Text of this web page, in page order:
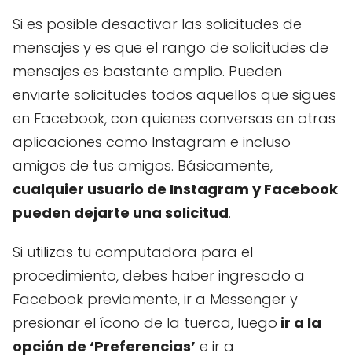
Si es posible desactivar las solicitudes de
mensajes y es que el rango de solicitudes de
mensajes es bastante amplio. Pueden
enviarte solicitudes todos aquellos que sigues
en Facebook, con quienes conversas en otras
aplicaciones como Instagram e incluso
amigos de tus amigos. Básicamente,
cualquier usuario de Instagram y Facebook
pueden dejarte una solicitud.
Si utilizas tu computadora para el
procedimiento, debes haber ingresado a
Facebook previamente, ir a Messenger y
presionar el ícono de la tuerca, luego ir a la
opción de ‘Preferencias’ e ir a